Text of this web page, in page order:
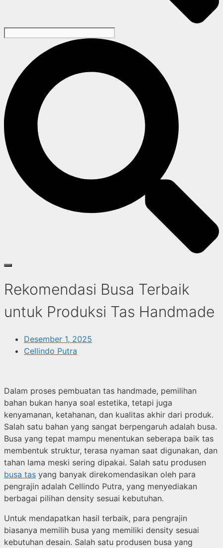
Rekomendasi Busa Terbaik
untuk Produksi Tas Handmade
Desember 1, 2025
Cellindo Putra
Dalam proses pembuatan tas handmade, pemilihan
bahan bukan hanya soal estetika, tetapi juga
kenyamanan, ketahanan, dan kualitas akhir dari produk.
Salah satu bahan yang sangat berpengaruh adalah busa.
Busa yang tepat mampu menentukan seberapa baik tas
membentuk struktur, terasa nyaman saat digunakan, dan
tahan lama meski sering dipakai. Salah satu produsen
busa tas yang banyak direkomendasikan oleh para
pengrajin adalah Cellindo Putra, yang menyediakan
berbagai pilihan density sesuai kebutuhan.
Untuk mendapatkan hasil terbaik, para pengrajin
biasanya memilih busa yang memiliki density sesuai
kebutuhan desain. Salah satu produsen busa yang